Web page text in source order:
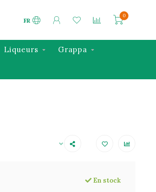
FR
0
Liqueurs Grappa
En stock